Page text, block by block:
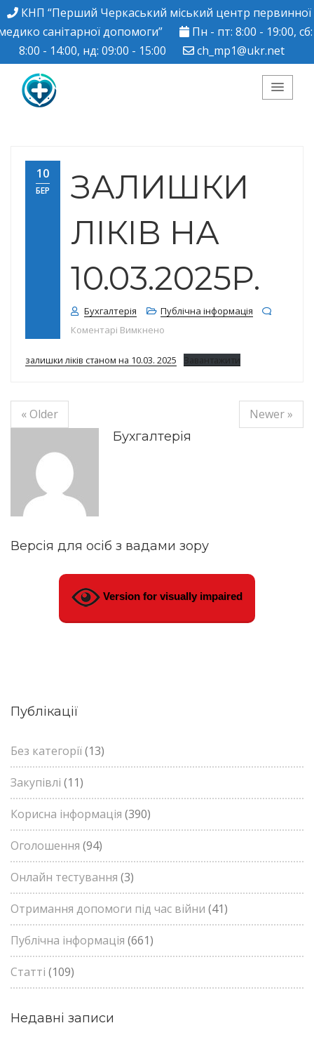
КНП “Перший Черкаський міський центр первинної
санітарної допомоги”
Пн - пт: 8:00 - 19:00, сб:
8:00 - 14:00, нд: 09:00 - 15:00
ch_mp1@ukr.net
Черкаський міський
центр ПМСД"
10
БЕР
ЗАЛИШКИ
ЛІКІВ НА
10.03.2025Р.
Бухгалтерія
Публічна інформація
Коментарі Вимкнено
залишки ліків станом на 10.03. 2025 Завантажити
« Older
Newer »
Бухгалтерія
Версія для осіб з вадами зору
Version for visually impaired
Публікації
Без категорії(13)
Закупівлі (11)
Корисна інформація (390)
Оголошення (94)
Онлайн тестування (3)
Отримання допомоги під час війни (41)
Публічна інформація (661)
Статті (109)
Недавні записи